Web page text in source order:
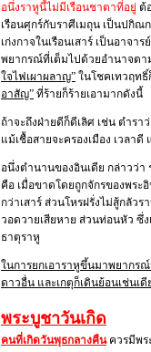
อนึ่งราหูนี้ไม่มีเรือนชาตาที่อยู่ ต้
เรือนศุกร์กับราศีเมถุน เป็นปกิณ
เก่งกาจในเรือนเสาร์ เป็นอาจ
พยากรณ์ที่เต็มไปด้วยอำนาจตา
ใจไฟเผาผลาญ” ในโชคเทวฤทธิ์
อาสัญ” ที่ร้ายก็ร้ายเอามากดังนี้
ถ้าจะถึงฝ่ายดีก็ดีเลิศ เช่น ตำร
แม้เชื้อสายจะครองเมือง เวลา
อนึ่งตำนานของอินเดีย กล่าวว่
คือ เมื่อขาดโดยถูกจักรของพระ
กว่าเสาร์ ส่วนโหรฝรั่งไม่สู้กลัว
วอดวายเสียหาย ส่วนท่อนหัว ซึ่
ธาตุราหู
ในการยกเอาราหูขึ้นมาพยากร
ดาวอื่น และเกตุก็เดินย้อนเช่นเ
พระบูชาวันเกิด
คนที่เกิดวันพุธกลางคืนควรมีพร